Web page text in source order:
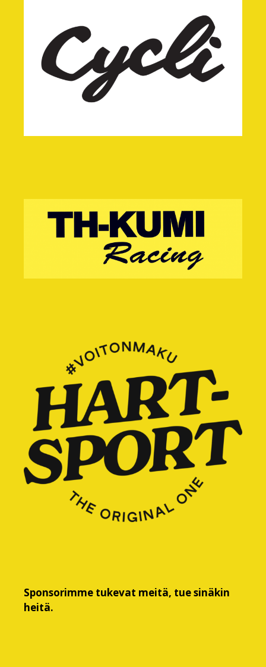
Sponsorimme tukevat meitä, tue sinäkin
heitä.